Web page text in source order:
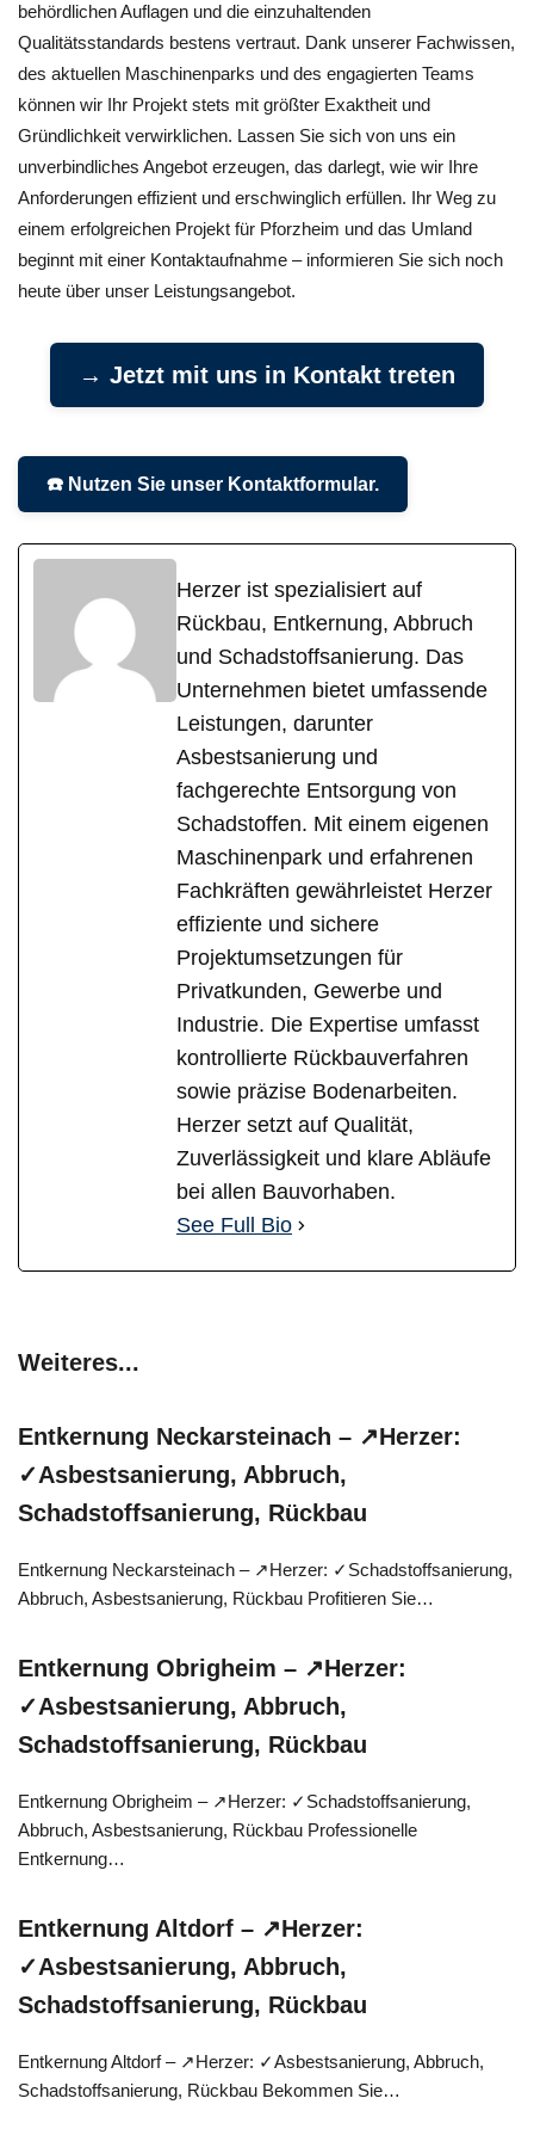
behördlichen Auflagen und die einzuhaltenden
Qualitätsstandards bestens vertraut. Dank unserer Fachwissen,
des aktuellen Maschinenparks und des engagierten Teams
können wir Ihr Projekt stets mit größter Exaktheit und
Gründlichkeit verwirklichen. Lassen Sie sich von uns ein
unverbindliches Angebot erzeugen, das darlegt, wie wir Ihre
Anforderungen effizient und erschwinglich erfüllen. Ihr Weg zu
einem erfolgreichen Projekt für Pforzheim und das Umland
beginnt mit einer Kontaktaufnahme – informieren Sie sich noch
heute über unser Leistungsangebot.
→ Jetzt mit uns in Kontakt treten
☎️ Nutzen Sie unser Kontaktformular.
Herzer ist spezialisiert auf
Rückbau, Entkernung, Abbruch
und Schadstoffsanierung. Das
Unternehmen bietet umfassende
Leistungen, darunter
Asbestsanierung und
fachgerechte Entsorgung von
Schadstoffen. Mit einem eigenen
Maschinenpark und erfahrenen
Fachkräften gewährleistet Herzer
effiziente und sichere
Projektumsetzungen für
Privatkunden, Gewerbe und
Industrie. Die Expertise umfasst
kontrollierte Rückbauverfahren
sowie präzise Bodenarbeiten.
Herzer setzt auf Qualität,
Zuverlässigkeit und klare Abläufe
bei allen Bauvorhaben.
See Full Bio
Weiteres...
Entkernung Neckarsteinach – ↗️Herzer:
✓Asbestsanierung, Abbruch,
Schadstoffsanierung, Rückbau
Entkernung Neckarsteinach – ↗️Herzer: ✓Schadstoffsanierung,
Abbruch, Asbestsanierung, Rückbau Profitieren Sie…
Entkernung Obrigheim – ↗️Herzer:
✓Asbestsanierung, Abbruch,
Schadstoffsanierung, Rückbau
Entkernung Obrigheim – ↗️Herzer: ✓Schadstoffsanierung,
Abbruch, Asbestsanierung, Rückbau Professionelle
Entkernung…
Entkernung Altdorf – ↗️Herzer:
✓Asbestsanierung, Abbruch,
Schadstoffsanierung, Rückbau
Entkernung Altdorf – ↗️Herzer: ✓Asbestsanierung, Abbruch,
Schadstoffsanierung, Rückbau Bekommen Sie…